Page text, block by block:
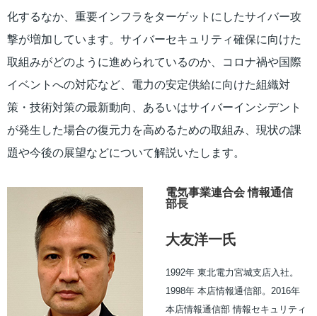
化するなか、重要インフラをターゲットにしたサイバー攻
撃が増加しています。サイバーセキュリティ確保に向けた
取組みがどのように進められているのか、コロナ禍や国際
イベントへの対応など、電力の安定供給に向けた組織対
策・技術対策の最新動向、あるいはサイバーインシデント
が発生した場合の復元力を高めるための取組み、現状の課
題や今後の展望などについて解説いたします。
電気事業連合会 情報通信
部長
大友洋一氏
1992年 東北電力宮城支店入社。
1998年 本店情報通信部。2016年
本店情報通信部 情報セキュリティ